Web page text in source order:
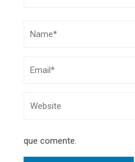
que comente.